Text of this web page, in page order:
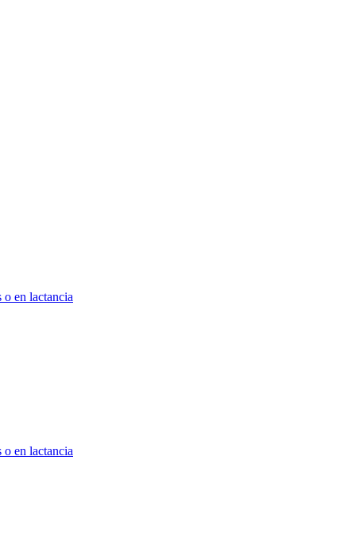
o en lactancia
o en lactancia